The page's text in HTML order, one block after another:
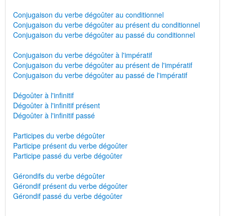
Conjugaison du verbe dégoûter au conditionnel
Conjugaison du verbe dégoûter au présent du conditionnel
Conjugaison du verbe dégoûter au passé du conditionnel
Conjugaison du verbe dégoûter à l'impératif
Conjugaison du verbe dégoûter au présent de l'impératif
Conjugaison du verbe dégoûter au passé de l'impératif
Dégoûter à l'infinitif
Dégoûter à l'infinitif présent
Dégoûter à l'infinitif passé
Participes du verbe dégoûter
Participe présent du verbe dégoûter
Participe passé du verbe dégoûter
Gérondifs du verbe dégoûter
Gérondif présent du verbe dégoûter
Gérondif passé du verbe dégoûter